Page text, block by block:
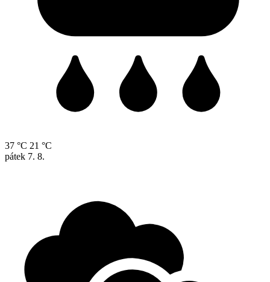
37 °C 21 °C
pátek 7. 8.